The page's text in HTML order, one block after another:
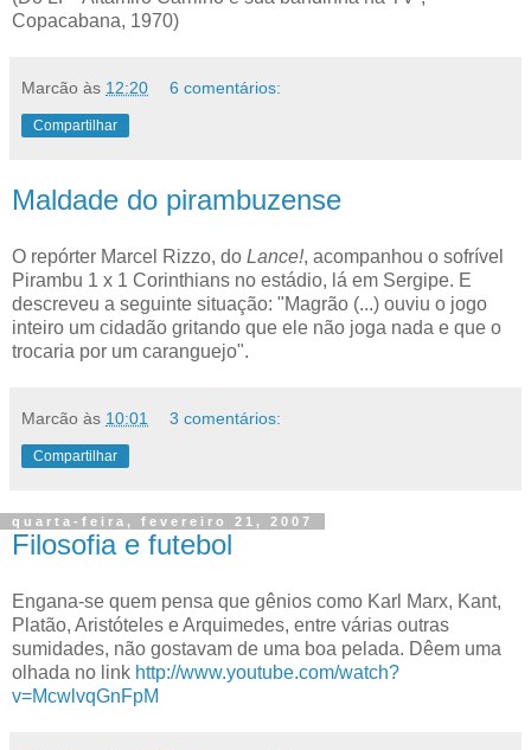
Copacabana, 1970)
Marcão às 12:20 6 comentários:
Compartilhar
Maldade do pirambuzense
O repórter Marcel Rizzo, do Lance!, acompanhou o sofrível
Pirambu 1 x 1 Corinthians no estádio, lá em Sergipe. E
descreveu a seguinte situação: "Magrão (...) ouviu o jogo
inteiro um cidadão gritando que ele não joga nada e que o
trocaria por um caranguejo".
Marcão às 10:01 3 comentários:
Compartilhar
quarta-feira, fevereiro 21, 2007
Filosofia e futebol
Engana-se quem pensa que gênios como Karl Marx, Kant,
Platão, Aristóteles e Arquimedes, entre várias outras
sumidades, não gostavam de uma boa pelada. Dêem uma
olhada no link http://www.youtube.com/watch?
v=McwlvqGnFpM